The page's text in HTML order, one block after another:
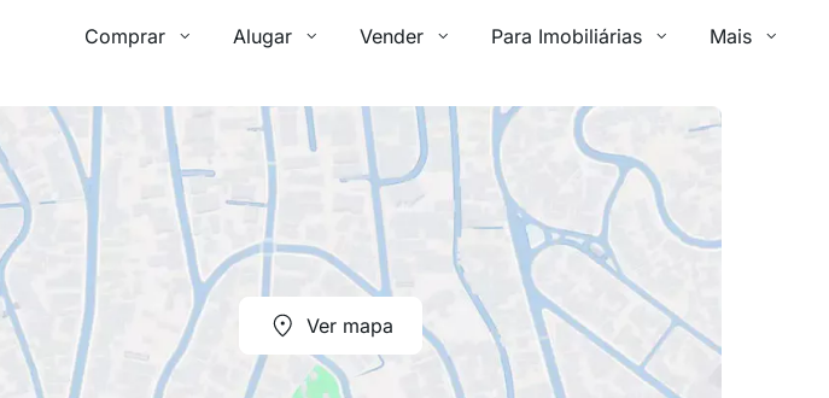
Comprar Alugar Vender Para Imobiliárias Mais
Ver mapa